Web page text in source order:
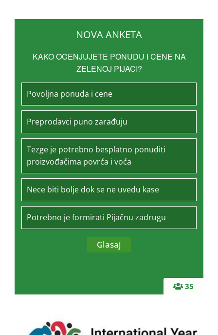
35
NOVA ANKETA
KAKO OCENJUJETE PONUDU I CENE NA
ZELENOJ PIJACI?
Povoljna ponuda i cene
Preprodavci puno zarađuju
Tezge je potrebno besplatno ponuditi
proizvođačima povrća i voća
Nece biti bolje dok se ne uvedu kase
Potrebno je formirati Pijačnu zadrugu